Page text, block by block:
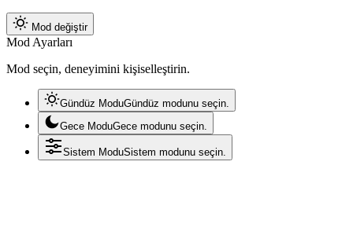
Mod değiştir
Mod Ayarları
Mod seçin, deneyimini kişiselleştirin.
Gündüz ModuGündüz modunu seçin.
Gece ModuGece modunu seçin.
Sistem ModuSistem modunu seçin.